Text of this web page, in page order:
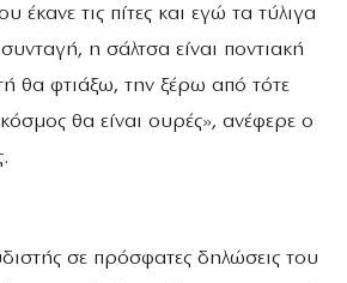
έκανε τις πίτες και εγώ τα τύλιγα
η σάλτσα είναι ποντιακή
θα φτιάξω, την ξέρω από τότε
θα είναι ουρές», ανέφερε ο
σε πρόσφατες δηλώσεις του